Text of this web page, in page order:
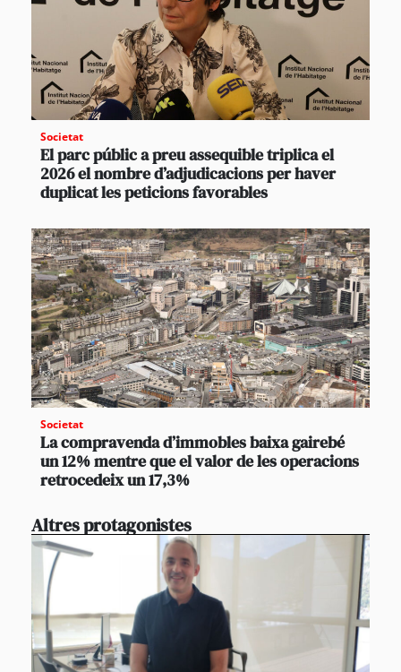
Societat
El parc públic a preu assequible triplica el
2026 el nombre d’adjudicacions per haver
duplicat les peticions favorables
Societat
La compravenda d’immobles baixa gairebé
un 12% mentre que el valor de les operacions
retrocedeix un 17,3%
Altres protagonistes